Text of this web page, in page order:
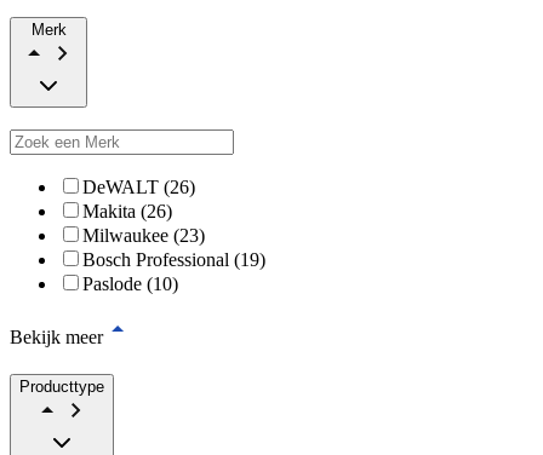
Merk
DeWALT (26)
Makita (26)
Milwaukee (23)
Bosch Professional (19)
Paslode (10)
Bekijk meer
Producttype